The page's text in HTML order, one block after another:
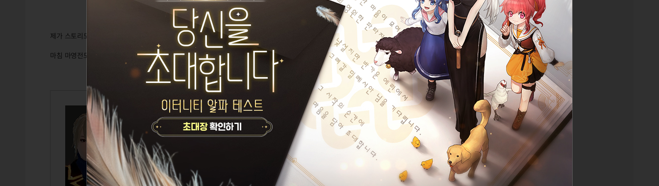
제가 스토리도 좋고, OST도 좋은 영화를 보고 나면 그 영화의 LP판을 사는 취미가 있는데...
마침 마영전도 스토리도 좋고 근본 BGM도 들을 때마다 좋더라고요
왜안그레서
Lv.110레서
TITLE
따, 딱히 네가 좋아서 그런 건 아니야
GUILD
부분파괴